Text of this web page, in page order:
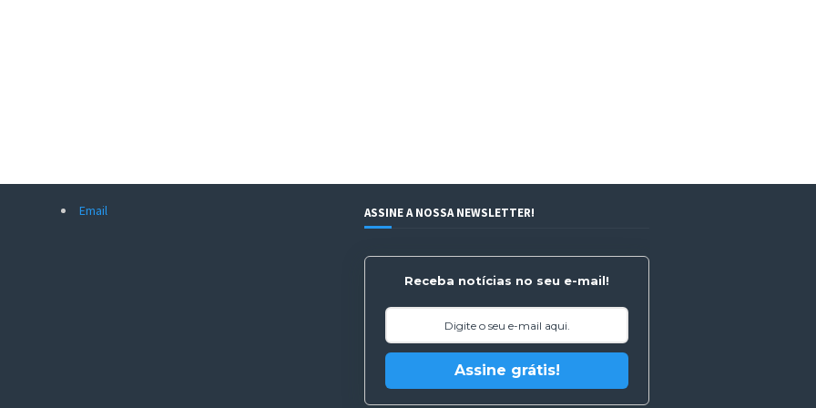
Email ASSINE A NOSSA NEWSLETTER!
Receba notícias no seu e-mail!
Assine grátis!